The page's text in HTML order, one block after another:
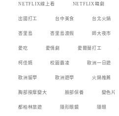
NETFLIX線上看 NETFLIX韓劇
出國打工 台中美食 台北火鍋
峇里島 峇里島渡假 師大夜市
愛吃 愛情劇 愛爾蘭打工
柯佳嬿 校園霸凌 歐洲一日遊
歐洲留學 歐洲遊學 火鍋推薦
胸部按摩變大 臉部保養 變色片
都柏林旅遊 隱形眼鏡 隱眼